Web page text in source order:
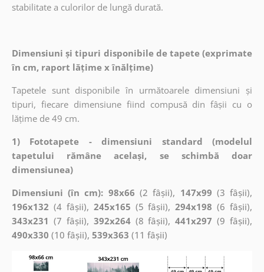
stabilitate a culorilor de lungă durată.
Dimensiuni și tipuri disponibile de tapete (exprimate
în cm, raport lățime x înălțime)
Tapetele sunt disponibile în următoarele dimensiuni și
tipuri, fiecare dimensiune fiind compusă din fâșii cu o
lățime de 49 cm.
1) Fototapete - dimensiuni standard (modelul
tapetului rămâne același, se schimbă doar
dimensiunea)
Dimensiuni (în cm): 98x66 (2 fâșii), 147x99 (3 fâșii),
196x132 (4 fâșii), 245x165 (5 fâșii),294x198 (6 fâșii),
343x231 (7 fâșii), 392x264(8 fâșii),441x297 (9 fâșii),
490x330 (10 fâșii), 539x363 (11 fâșii)